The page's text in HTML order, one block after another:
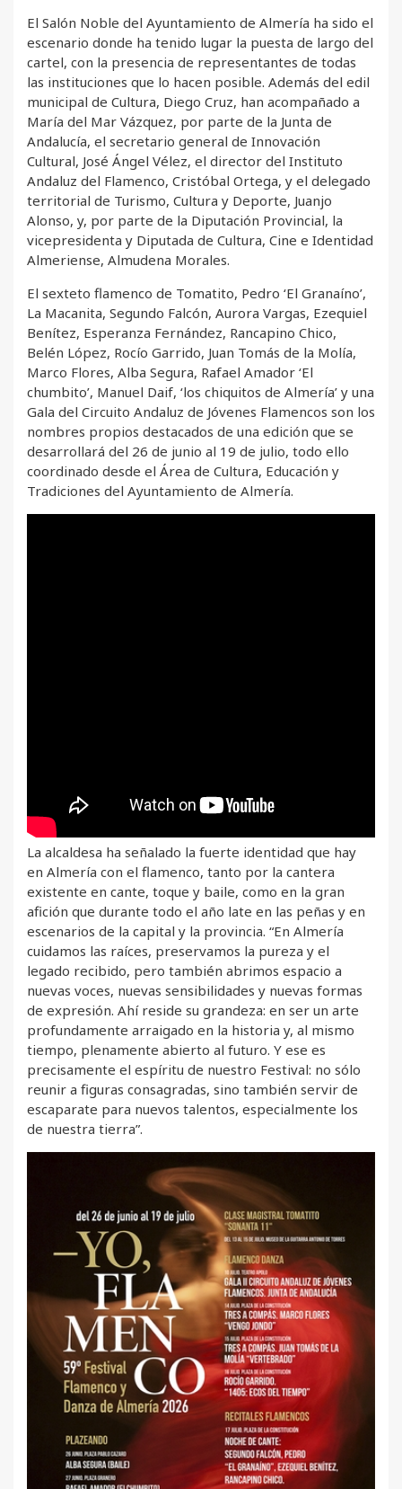
El Salón Noble del Ayuntamiento de Almería ha sido el
escenario donde ha tenido lugar la puesta de largo del
cartel, con la presencia de representantes de todas
las instituciones que lo hacen posible. Además del edil
municipal de Cultura, Diego Cruz, han acompañado a
María del Mar Vázquez, por parte de la Junta de
Andalucía, el secretario general de Innovación
Cultural, José Ángel Vélez, el director del Instituto
Andaluz del Flamenco, Cristóbal Ortega, y el delegado
territorial de Turismo, Cultura y Deporte, Juanjo
Alonso, y, por parte de la Diputación Provincial, la
vicepresidenta y Diputada de Cultura, Cine e Identidad
Almeriense, Almudena Morales.
El sexteto flamenco de Tomatito, Pedro ‘El Granaíno’,
La Macanita, Segundo Falcón, Aurora Vargas, Ezequiel
Benítez, Esperanza Fernández, Rancapino Chico,
Belén López, Rocío Garrido, Juan Tomás de la Molía,
Marco Flores, Alba Segura, Rafael Amador ‘El
chumbito’, Manuel Daif, ‘los chiquitos de Almería’ y una
Gala del Circuito Andaluz de Jóvenes Flamencos son los
nombres propios destacados de una edición que se
desarrollará del 26 de junio al 19 de julio, todo ello
coordinado desde el Área de Cultura, Educación y
Tradiciones del Ayuntamiento de Almería.
La alcaldesa ha señalado la fuerte identidad que hay
en Almería con el flamenco, tanto por la cantera
existente en cante, toque y baile, como en la gran
afición que durante todo el año late en las peñas y en
escenarios de la capital y la provincia. “En Almería
cuidamos las raíces, preservamos la pureza y el
legado recibido, pero también abrimos espacio a
nuevas voces, nuevas sensibilidades y nuevas formas
de expresión. Ahí reside su grandeza: en ser un arte
profundamente arraigado en la historia y, al mismo
tiempo, plenamente abierto al futuro. Y ese es
precisamente el espíritu de nuestro Festival: no sólo
reunir a figuras consagradas, sino también servir de
escaparate para nuevos talentos, especialmente los
de nuestra tierra”.